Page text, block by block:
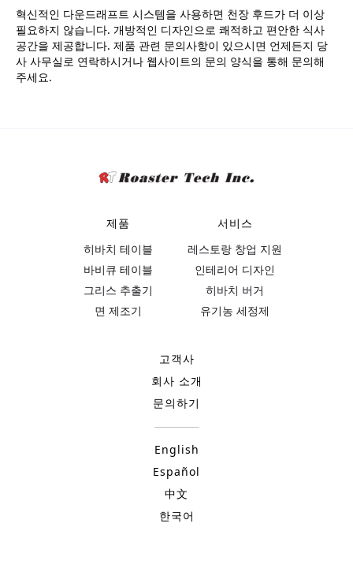
혁신적인 다운드래프트 시스템을 사용하면 천장 후드가 더 이상
필요하지 않습니다. 개방적인 디자인으로 쾌적하고 편안한 식사
공간을 제공합니다. 제품 관련 문의사항이 있으시면 언제든지 당
사 사무실로 연락하시거나 웹사이트의 문의 양식을 통해 문의해
주세요.
제품
히바치 테이블
바비큐 테이블
그리스 추출기
면 제조기
서비스
레스토랑 창업 지원
인테리어 디자인
히바치 버거
유기농 세정제
고객사
회사 소개
문의하기
English
Español
中文
한국어